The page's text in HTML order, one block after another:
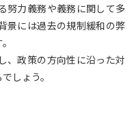
努力義務や義務に関して多
景には過去の規制緩和の弊
、政策の方向性に沿った対
しょう。